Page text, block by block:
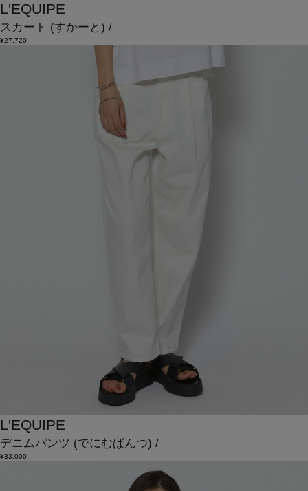
L'EQUIPE
スカート (すかーと) /
¥27,720
L'EQUIPE
デニムパンツ (でにむぱんつ) /
¥33,000